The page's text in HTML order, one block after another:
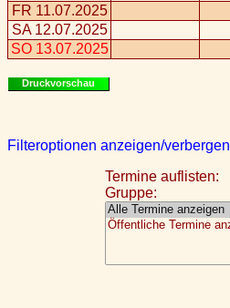
FR 11.07.2025
SA 12.07.2025
SO 13.07.2025
Druckvorschau
Filteroptionen anzeigen/verbergen
Termine auflisten:
Gruppe: